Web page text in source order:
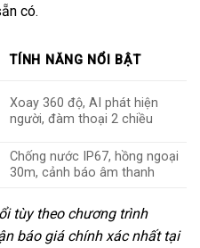
có.
TÍNH NĂNG NỔI BẬT
Xoay 360 độ, AI phát hiện
người, đàm thoại 2 chiều
Chống nước IP67, hồng ngoại
30m, cảnh báo âm thanh
tùy theo chương trình
báo giá chính xác nhất tại